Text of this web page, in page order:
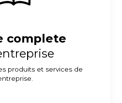
complete
produits et services de